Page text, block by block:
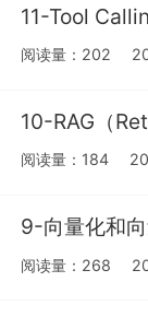
11-Tool
阅读量：202
10-RAG（
阅读量：184
9-向量化和
阅读量：268